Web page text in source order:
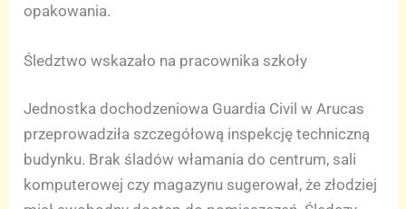
opakowania.
Śledztwo wskazało na pracownika szkoły
Jednostka dochodzeniowa Guardia Civil w Arucas
przeprowadziła szczegółową inspekcję techniczną
budynku. Brak śladów włamania do centrum, sali
komputerowej czy magazynu sugerował, że złodziej